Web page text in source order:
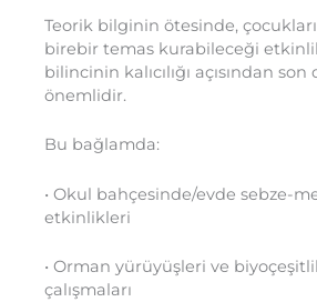
Teorik bilginin ötesinde,
birebir temas kurabileceği
bilincinin kalıcılığı açısından son
önemlidir.
Bu bağlamda:
• Okul bahçesinde/evde sebze-
etkinlikleri
• Orman yürüyüşleri ve
çalışmaları